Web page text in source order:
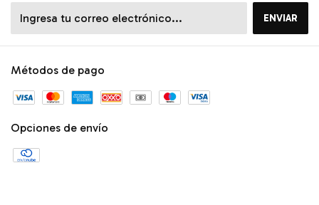
Métodos de pago
Opciones de envío